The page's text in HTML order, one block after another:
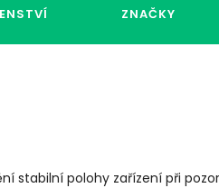
ZNAČKY
stabilní polohy zařízení při